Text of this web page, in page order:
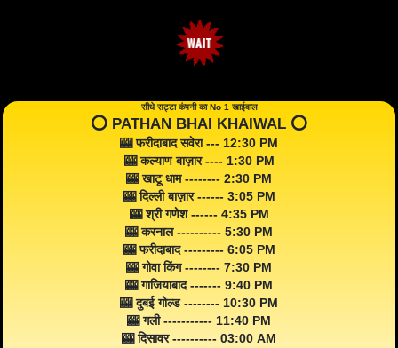
सीधे सट्टा कंपनी का No 1 खाईवाल
⭕️ PATHAN BHAI KHAIWAL ⭕️
🎰 फरीदाबाद सवेरा --- 12:30 PM
🎰 कल्याण बाज़ार ---- 1:30 PM
🎰 खाटू धाम -------- 2:30 PM
🎰 दिल्ली बाज़ार ------ 3:05 PM
🎰 श्री गणेश ------ 4:35 PM
🎰 करनाल ---------- 5:30 PM
🎰 फरीदाबाद --------- 6:05 PM
🎰 गोवा किंग -------- 7:30 PM
🎰 गाजियाबाद ------- 9:40 PM
🎰 दुबई गोल्ड -------- 10:30 PM
🎰 गली ----------- 11:40 PM
🎰 दिसावर ---------- 03:00 AM